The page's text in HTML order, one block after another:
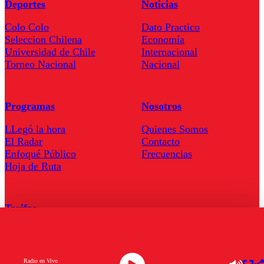
Radio en Vivo
Deportes
Colo Colo
Seleccion Chilena
Universidad de Chile
Torneo Nacional
Noticias
Dato Practico
Economía
Internacional
Nacional
Programas
LLegó la hora
El Radar
Enfoqué Público
Hoja de Ruta
Nosotros
Quienes Somos
Contacto
Frecuencias
Tarifas